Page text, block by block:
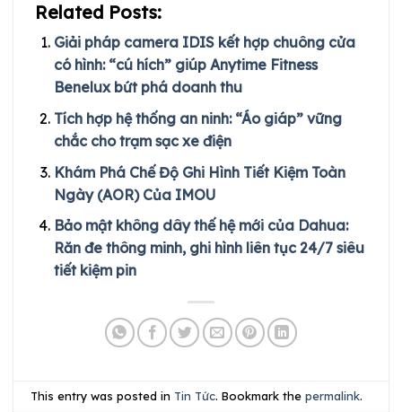
Related Posts:
Giải pháp camera IDIS kết hợp chuông cửa
có hình: “cú hích” giúp Anytime Fitness
Benelux bứt phá doanh thu
Tích hợp hệ thống an ninh: “Áo giáp” vững
chắc cho trạm sạc xe điện
Khám Phá Chế Độ Ghi Hình Tiết Kiệm Toàn
Ngày (AOR) Của IMOU
Bảo mật không dây thế hệ mới của Dahua:
Răn đe thông minh, ghi hình liên tục 24/7 siêu
tiết kiệm pin
This entry was posted in Tin Tức. Bookmark thepermalink.